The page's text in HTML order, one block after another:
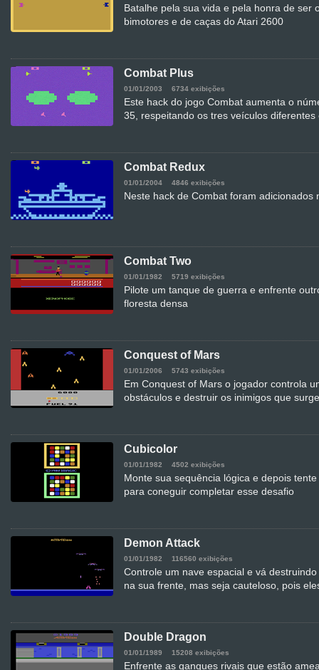
Batalhe pela sua vida e pela honra de ser
bimotores e de caças do Atari 2600
Combat Plus
01/01/2003 6734 exibições
Este hack do jogo Combat aumenta o
35, respeitando os tres veículos diferentes
Combat Redux
01/01/2004 4846 exibições
Neste hack de Combat foram adicionados
Combat Two
01/01/1982 5719 exibições
Pilote um tanque de guerra e enfrente
floresta densa
Conquest of Mars
01/01/2006 5743 exibições
Em Conquest of Mars o jogador controla
obstáculos e destruir os inimigos que
Cubicolor
01/01/1982 4502 exibições
Monte sua sequência lógica e depois
para coneguir completar esse desafio
Demon Attack
01/01/1982 116560 exibições
Controle um nave espacial e vá
na sua frente, mas seja cauteloso, pois
Double Dragon
01/01/1989 15208 exibições
Enfrente as gangues rivais que estão